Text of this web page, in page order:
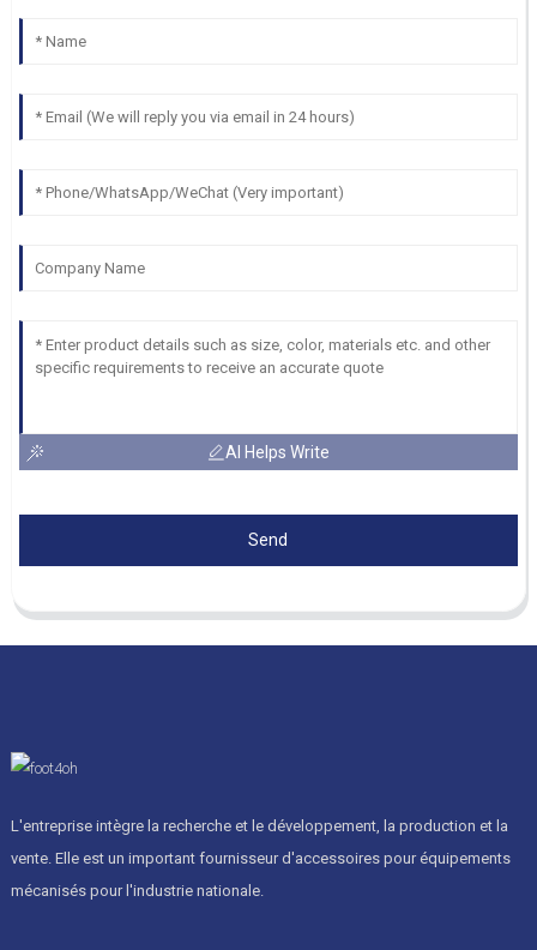
AI Helps Write
Send
L'entreprise intègre la recherche et le développement, la production et la
vente. Elle est un important fournisseur d'accessoires pour équipements
mécanisés pour l'industrie nationale.